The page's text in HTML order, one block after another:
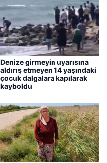
Denize girmeyin uyarısına
aldırış etmeyen 14 yaşındaki
çocuk dalgalara kapılarak
kayboldu